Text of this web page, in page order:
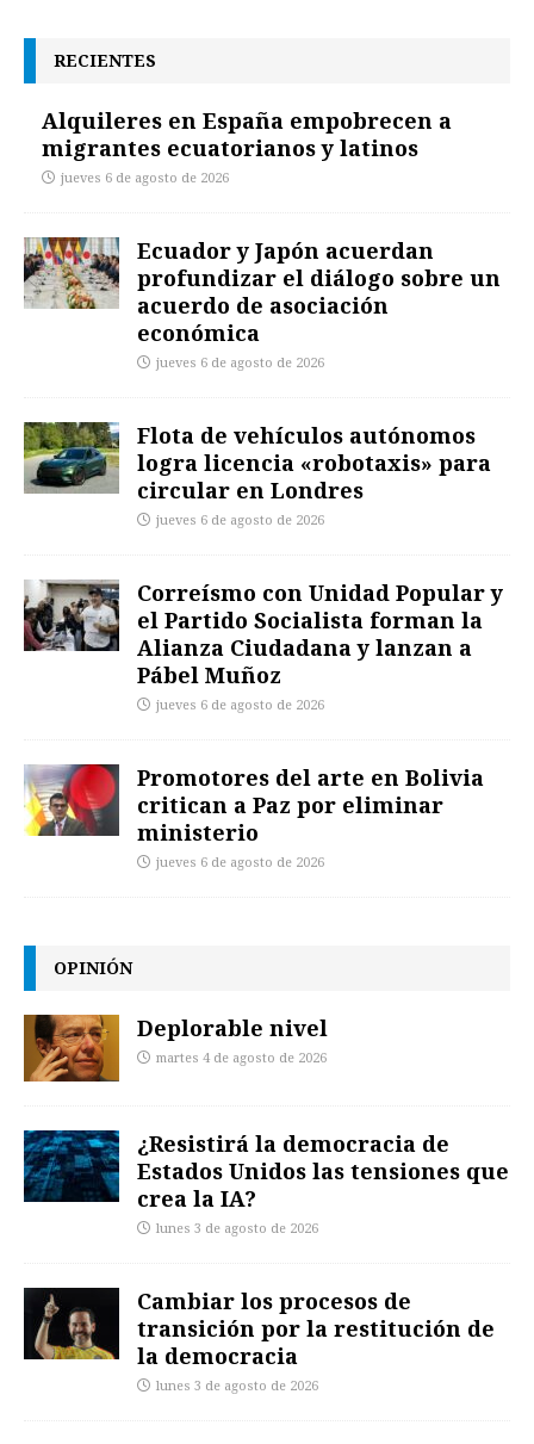
RECIENTES
Alquileres en España empobrecen a
migrantes ecuatorianos y latinos
jueves 6 de agosto de 2026
Ecuador y Japón acuerdan
profundizar el diálogo sobre un
acuerdo de asociación
económica
jueves 6 de agosto de 2026
Flota de vehículos autónomos
logra licencia «robotaxis» para
circular en Londres
jueves 6 de agosto de 2026
Correísmo con Unidad Popular y
el Partido Socialista forman la
Alianza Ciudadana y lanzan a
Pábel Muñoz
jueves 6 de agosto de 2026
Promotores del arte en Bolivia
critican a Paz por eliminar
ministerio
jueves 6 de agosto de 2026
OPINIÓN
Deplorable nivel
martes 4 de agosto de 2026
¿Resistirá la democracia de
Estados Unidos las tensiones que
crea la IA?
lunes 3 de agosto de 2026
Cambiar los procesos de
transición por la restitución de
la democracia
lunes 3 de agosto de 2026